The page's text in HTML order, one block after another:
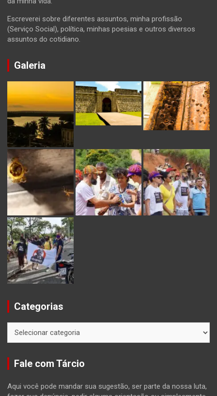
Escreverei sobre diferentes assuntos, minha profissão
(Serviço Social), política, minhas poesias e outros diversos
assuntos do cotidiano.
Galeria
Categorias
Fale com Tárcio
Aqui você pode mandar sua sugestão, ser parte da nossa luta,